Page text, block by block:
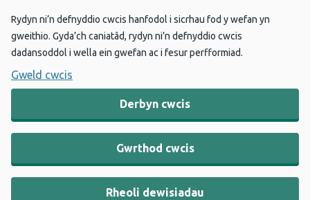
Rydyn ni’n defnyddio cwcis hanfodol i sicrhau fod y wefan yn
gweithio. Gyda’ch caniatâd, rydyn ni’n defnyddio cwcis
dadansoddol i wella ein gwefan ac i fesur perfformiad.
Gweld cwcis
Derbyn cwcis
Gwrthod cwcis
Rheoli dewisiadau